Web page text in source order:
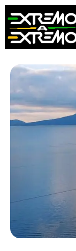
contenido